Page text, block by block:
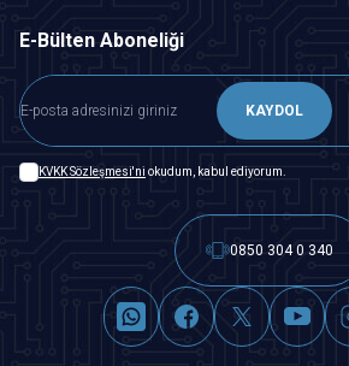
E-Bülten Aboneliği
KAYDOL
KVKK Sözleşmesi'ni okudum, kabul ediyorum.
0850 304 0 340